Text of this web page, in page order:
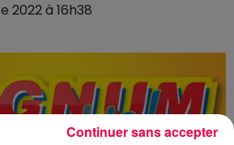
2022 à 16h38
Continuer sans accepter